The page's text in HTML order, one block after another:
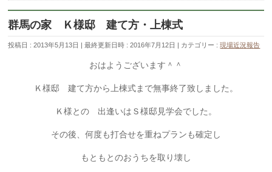
群馬の家 Ｋ様邸 建て方・上棟式
投稿日 : 2013年5月13日 最終更新日時 : 2016年7月12日 カテゴリー :現場近況報告
おはようございます＾＾
Ｋ様邸 建て方から上棟式まで無事終了致しました。
Ｋ様との 出逢いはＳ様邸見学会でした。
その後、何度も打合せを重ねプランも確定し
もともとのおうちを取り壊し